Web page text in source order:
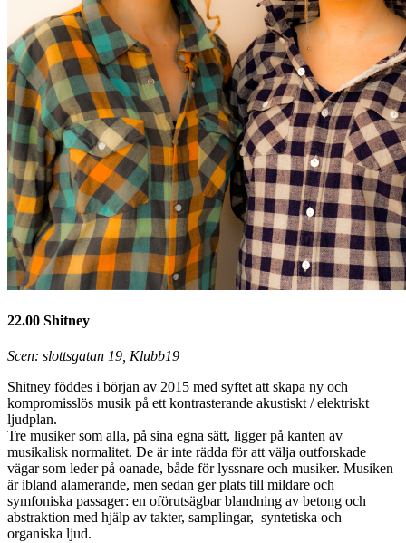
22.00 Shitney
Scen: slottsgatan 19, Klubb19
Shitney föddes i början av 2015 med syftet att skapa ny och
kompromisslös musik på ett kontrasterande akustiskt / elektriskt
ljudplan.
Tre musiker som alla, på sina egna sätt, ligger på kanten av
musikalisk normalitet. De är inte rädda för att välja outforskade
vägar som leder på oanade, både för lyssnare och musiker. Musiken
är ibland alamerande, men sedan ger plats till mildare och
symfoniska passager: en oförutsägbar blandning av betong och
abstraktion med hjälp av takter, samplingar, syntetiska och
organiska ljud.